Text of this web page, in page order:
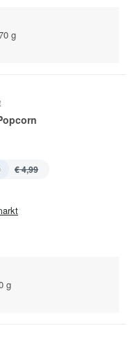
g
€ 4,99
g